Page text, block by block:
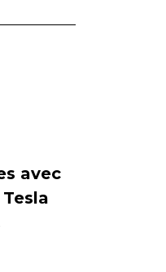
avec